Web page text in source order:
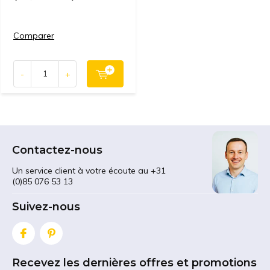
Comparer
- +
Contactez-nous
Un service client à votre écoute au +31
(0)85 076 53 13
Suivez-nous
Recevez les dernières offres et promotions